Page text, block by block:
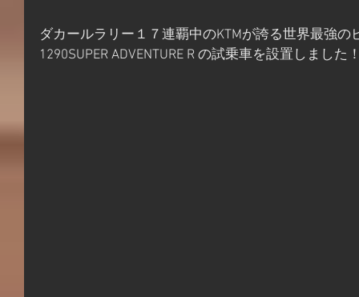
ダカールラリー１７連覇中のKTMが誇る世界最強の
1290SUPER ADVENTURE R の試乗車を設置しました